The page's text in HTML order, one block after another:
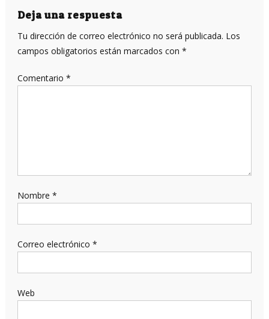
entradas
Deja una respuesta
Tu dirección de correo electrónico no será publicada. Los
campos obligatorios están marcados con *
Comentario *
Nombre *
Correo electrónico *
Web